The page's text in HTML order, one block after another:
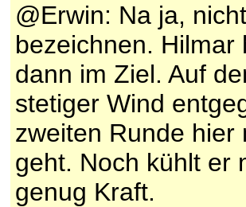
@Erwin: Na ja,
bezeichnen.
dann im Ziel. Auf
stetiger Wind
zweiten Runde
geht. Noch kühlt er
genug Kraft.